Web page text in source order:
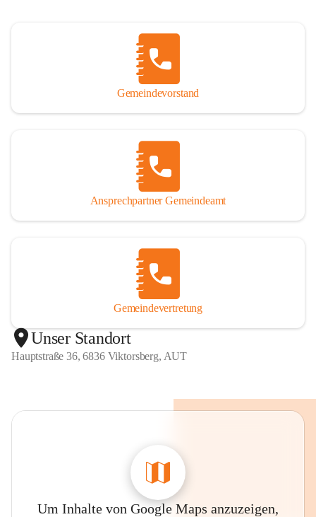
Gemeindevorstand
Ansprechpartner Gemeindeamt
Gemeindevertretung
Unser Standort
Hauptstraße 36, 6836 Viktorsberg, AUT
Um Inhalte von Google Maps anzuzeigen,